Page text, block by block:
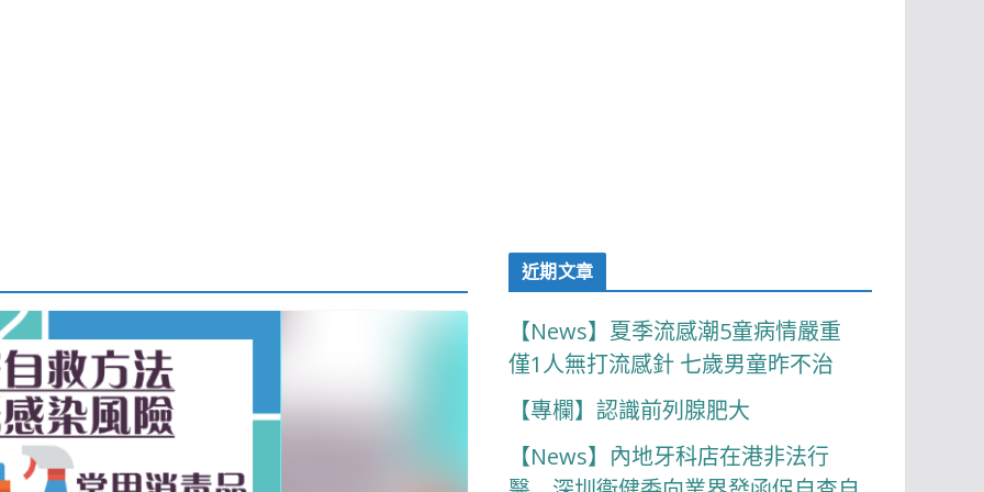
近期文章
【News】夏季流感潮5童病情嚴重
僅1人無打流感針 七歲男童昨不治
【專欄】認識前列腺肥大
【News】內地牙科店在港非法行